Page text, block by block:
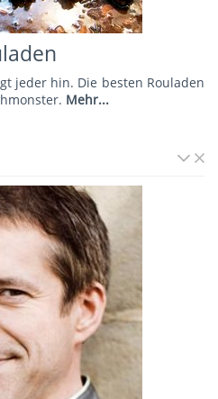
jeder hin. Die besten Rouladen
Mehr...